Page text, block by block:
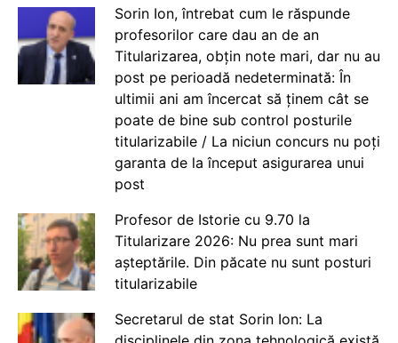
Sorin Ion, întrebat cum le răspunde
profesorilor care dau an de an
Titularizarea, obțin note mari, dar nu au
post pe perioadă nedeterminată: În
ultimii ani am încercat să ținem cât se
poate de bine sub control posturile
titularizabile / La niciun concurs nu poți
garanta de la început asigurarea unui
post
Profesor de Istorie cu 9.70 la
Titularizare 2026: Nu prea sunt mari
așteptările. Din păcate nu sunt posturi
titularizabile
Secretarul de stat Sorin Ion: La